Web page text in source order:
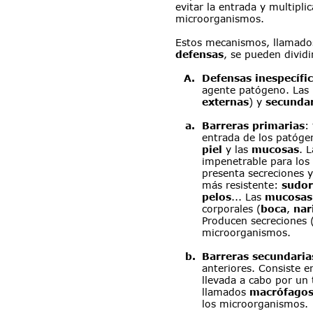
evitar la entrada y
microorganismos.
Estos mecanismos,
defensas, se pueden
A.
Defensas
agente patógeno.
externas) y
a. Barreras primarias:
entrada de los
piel y las mucosas.
impenetrable para
presenta secreciones
más resistente: sudor
pelos... Las mucosas
corporales (boca,
Producen secreciones
microorganismos.
b.
Barreras
anteriores. Consiste
llevada a cabo por
llamados macrófagos
los microorganismos.